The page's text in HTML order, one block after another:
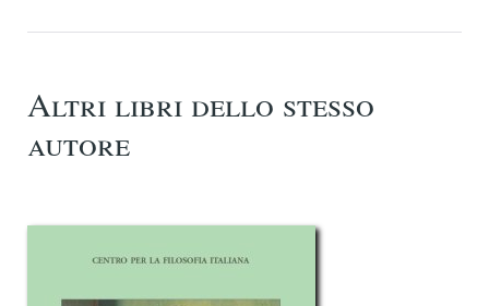
Altri libri dello stesso
autore